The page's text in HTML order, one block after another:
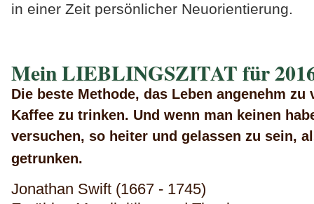
in einer Zeit persönlicher Neuorientierung.
Mein LIEBLINGSZITAT für
Die beste Methode, das Leben angenehm
Kaffee zu trinken. Und wenn man keinen
versuchen, so heiter und gelassen zu sein,
getrunken.
Jonathan Swift (1667 - 1745)